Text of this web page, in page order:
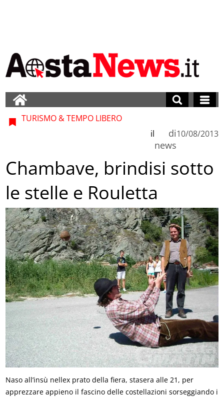
TURISMO & TEMPO LIBERO
di
news
il 10/08/2013
Chambave, brindisi sotto
le stelle e Rouletta
Naso all’insù nellex prato della fiera, stasera alle 21, per
apprezzare appieno il fascino delle costellazioni sorseggiando i